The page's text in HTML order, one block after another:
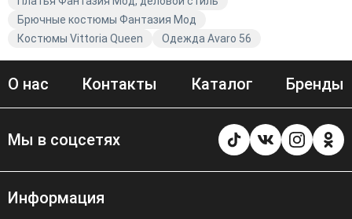
Брючные костюмы Фантазия Мод
Костюмы Vittoria Queen
Одежда Avaro 56
О нас Контакты Каталог Бренды
Мы в соцсетях
Информация